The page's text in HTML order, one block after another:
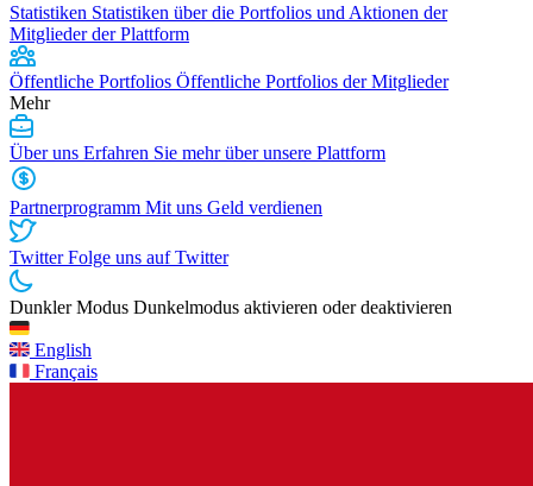
Statistiken Statistiken über die Portfolios und Aktionen der
Mitglieder der Plattform
Öffentliche Portfolios Öffentliche Portfolios der Mitglieder
Mehr
Über uns Erfahren Sie mehr über unsere Plattform
Partnerprogramm Mit uns Geld verdienen
TwitterFolge uns auf Twitter
Dunkler Modus Dunkelmodus aktivieren oder deaktivieren
English
Français